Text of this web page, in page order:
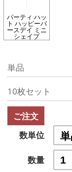
パーティ ハッ
ト ハッピーバ
ースデイ ミニ
シェイプ
単品
10枚セット
ご注文
数単位
数量